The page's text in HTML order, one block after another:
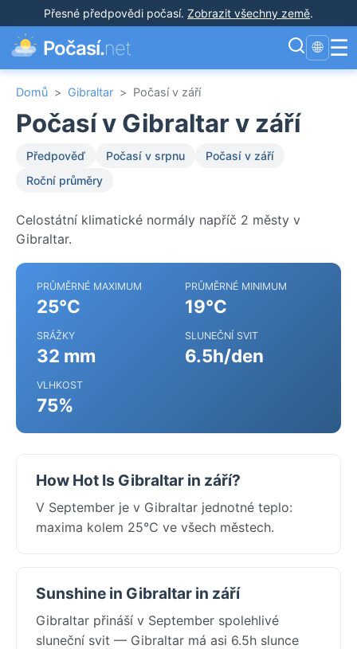
Přesné předpovědi počasí. Zobrazit všechny země.
Počasí.net 🌐 ☰
Domů > Gibraltar > Počasí v září
Počasí v Gibraltar v září
Předpověď Počasí v srpnu
Počasí v září
Roční průměry
Celostátní klimatické normály napříč 2 městy v
Gibraltar.
PRŮMĚRNÉ MAXIMUM
25°C
PRŮMĚRNÉ MINIMUM
19°C
SRÁŽKY
32 mm
SLUNEČNÍ SVIT
6.5h/den
VLHKOST
75%
How Hot Is Gibraltar in září?
V September je v Gibraltar jednotné teplo:
maxima kolem 25°C ve všech městech.
Sunshine in Gibraltar in září
Gibraltar přináší v September spolehlivé
sluneční svit — Gibraltar má asi 6.5h slunce